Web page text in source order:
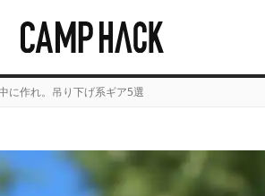
に作れ。吊り下げ系ギア5選